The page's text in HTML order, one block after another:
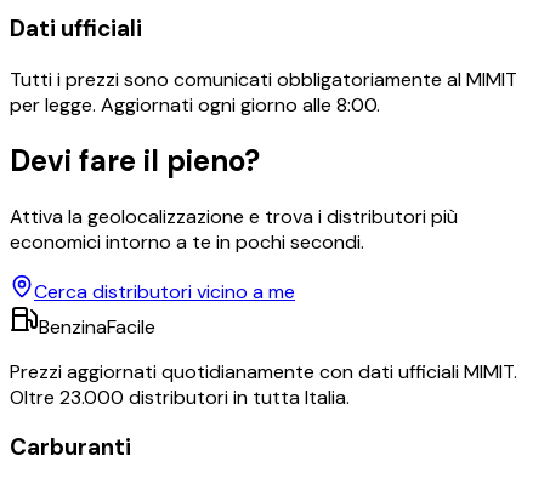
Dati ufficiali
Tutti i prezzi sono comunicati obbligatoriamente al MIMIT
per legge. Aggiornati ogni giorno alle 8:00.
Devi fare il pieno?
Attiva la geolocalizzazione e trova i distributori più
economici intorno a te in pochi secondi.
Cerca distributori vicino a me
BenzinaFacile
Prezzi aggiornati quotidianamente con dati ufficiali MIMIT.
Oltre 23.000 distributori in tutta Italia.
Carburanti